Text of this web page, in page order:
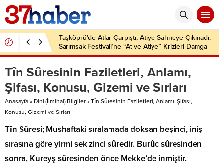
Taşköprü’de Atlar Çarpıştı, Atiye Sahneye Çıkmadı:
Sarımsak Festivali’ne “At ve Atiye” Krizleri Damga
Vurdu!
Tîn Sûresinin Faziletleri, Anlamı,
Şifası, Konusu, Gizemi ve Sırları
Anasayfa » Dini (İlmihal) Bilgiler » Tîn Sûresinin Faziletleri, Anlamı, Şifası,
Konusu, Gizemi ve Sırları
Tîn Sûresi; Mushaftaki sıralamada doksan beşinci, iniş
sırasına göre yirmi sekizinci sûredir. Burûc sûresinden
sonra, Kureyş sûresinden önce Mekke’de inmiştir.